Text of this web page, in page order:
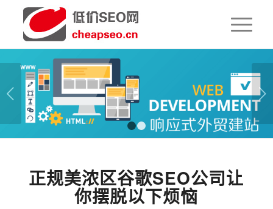
下一页
1 2
正规美浓区谷歌SEO公司让
你摆脱以下烦恼